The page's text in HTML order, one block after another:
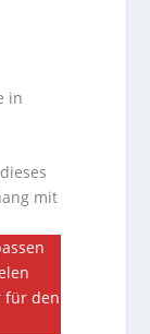
in
mit
für den